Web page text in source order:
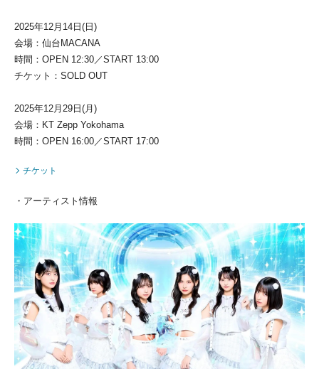
2025年12月14日(日)
会場：仙台MACANA
時間：OPEN 12:30／START 13:00
チケット：SOLD OUT
2025年12月29日(月)
会場：KT Zepp Yokohama
時間：OPEN 16:00／START 17:00
チケット
・アーティスト情報